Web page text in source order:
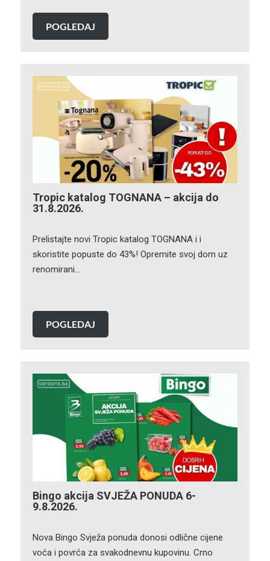
POGLEDAJ
Tropic katalog TOGNANA – akcija do
31.8.2026.
Prelistajte novi Tropic katalog TOGNANA i i
skoristite popuste do 43%! Opremite svoj dom uz
renomirani…
POGLEDAJ
Bingo akcija SVJEŽA PONUDA 6-
9.8.2026.
Nova Bingo Svježa ponuda donosi odlične cijene
voća i povrća za svakodnevnu kupovinu. Crno